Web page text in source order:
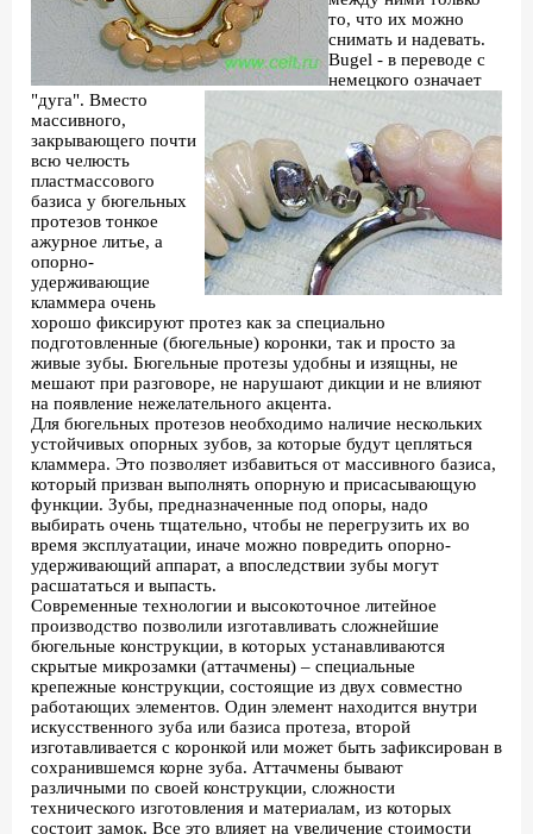
то, что их можно
снимать и надевать.
Bugel - в переводе с
немецкого означает
"дуга". Вместо
массивного,
закрывающего почти
всю челюсть
пластмассового
базиса у бюгельных
протезов тонкое
ажурное литье, а
опорно-
удерживающие
кламмера очень
хорошо фиксируют протез как за специально
подготовленные (бюгельные) коронки, так и просто за
живые зубы. Бюгельные протезы удобны и изящны, не
мешают при разговоре, не нарушают дикции и не влияют
на появление нежелательного акцента.
Для бюгельных протезов необходимо наличие нескольких
устойчивых опорных зубов, за которые будут цепляться
кламмера. Это позволяет избавиться от массивного базиса,
который призван выполнять опорную и присасывающую
функции. Зубы, предназначенные под опоры, надо
выбирать очень тщательно, чтобы не перегрузить их во
время эксплуатации, иначе можно повредить опорно-
удерживающий аппарат, а впоследствии зубы могут
расшататься и выпасть.
Современные технологии и высокоточное литейное
производство позволили изготавливать сложнейшие
бюгельные конструкции, в которых устанавливаются
скрытые микрозамки (аттачмены) – специальные
крепежные конструкции, состоящие из двух совместно
работающих элементов. Один элемент находится внутри
искусственного зуба или базиса протеза, второй
изготавливается с коронкой или может быть зафиксирован в
сохранившемся корне зуба. Аттачмены бывают
различными по своей конструкции, сложности
технического изготовления и материалам, из которых
состоит замок. Все это влияет на увеличение стоимости